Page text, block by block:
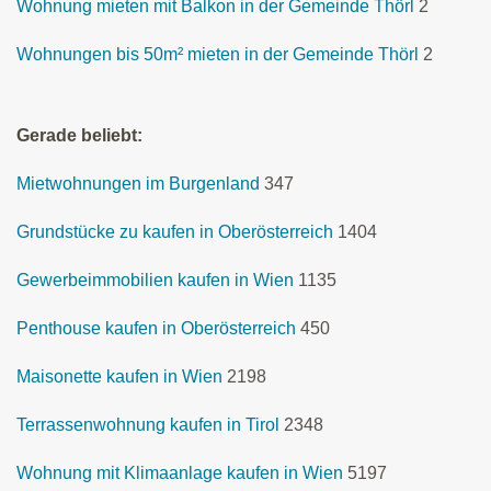
Wohnung mieten mit Balkon in der Gemeinde Thörl 2
Wohnungen bis 50m² mieten in der Gemeinde Thörl 2
Gerade beliebt:
Mietwohnungen im Burgenland 347
Grundstücke zu kaufen in Oberösterreich 1404
Gewerbeimmobilien kaufen in Wien 1135
Penthouse kaufen in Oberösterreich 450
Maisonette kaufen in Wien 2198
Terrassenwohnung kaufen in Tirol 2348
Wohnung mit Klimaanlage kaufen in Wien 5197